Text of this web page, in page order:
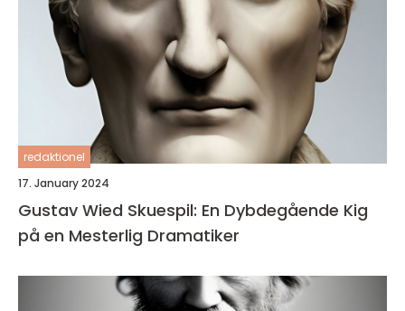
redaktionel
17. January 2024
Gustav Wied Skuespil: En Dybdegående Kig
på en Mesterlig Dramatiker